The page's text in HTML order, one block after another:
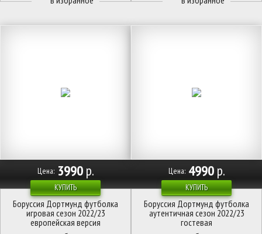
КУПИТЬ
Цена: 3990р.
Боруссия Дортмунд футболка
игровая сезон 2022/23
европейская версия
КУПИТЬ
Цена: 4990р.
Боруссия Дортмунд футболка
аутентичная сезон 2022/23
гостевая